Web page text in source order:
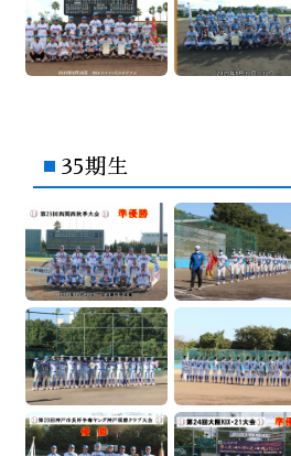
35期生